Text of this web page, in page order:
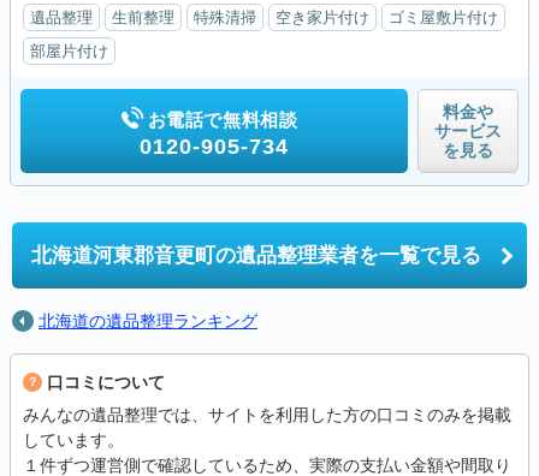
遺品整理 生前整理 特殊清掃 空き家片付け
ゴミ屋敷片付け
部屋片付け
お電話で無料相談
0120-905-734
料金や
サービス
を見る
北海道河東郡音更町の遺品整理業者を一覧で見る
北海道の遺品整理ランキング
口コミについて
みんなの遺品整理では、サイトを利用した方の口コミのみを掲載
しています。
１件ずつ運営側で確認しているため、実際の支払い金額や間取り